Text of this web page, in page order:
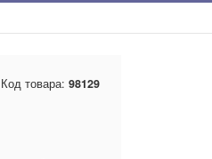
Код товара: 98129